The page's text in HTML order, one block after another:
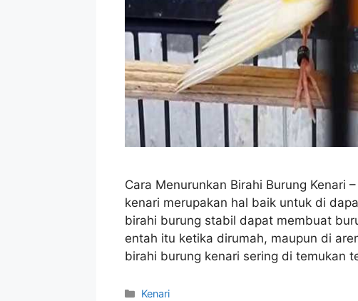
Cara Menurunkan Birahi Burung Kenari
kenari merupakan hal baik untuk di
birahi burung stabil dapat membuat
entah itu ketika dirumah, maupun di
birahi burung kenari sering di temukan
Categories
Kenari